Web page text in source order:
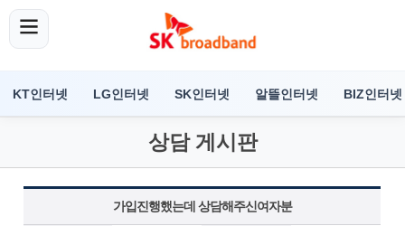
KT인터넷 LG인터넷 SK인터넷 알뜰인터넷 BIZ인터넷
상담 게시판
가입진행했는데 상담해주신여자분